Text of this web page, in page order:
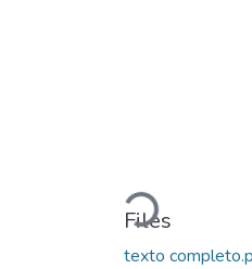
Loading...
Files
texto